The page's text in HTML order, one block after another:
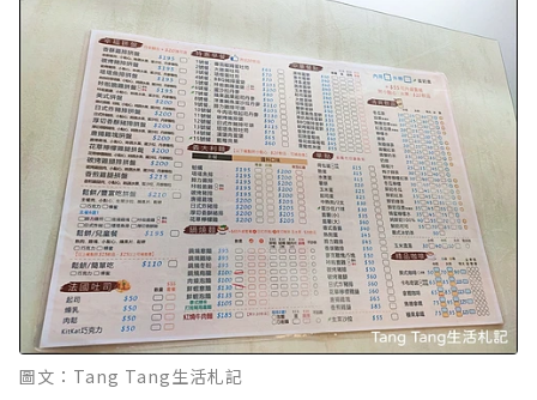
圖文：Tang Tang生活札記